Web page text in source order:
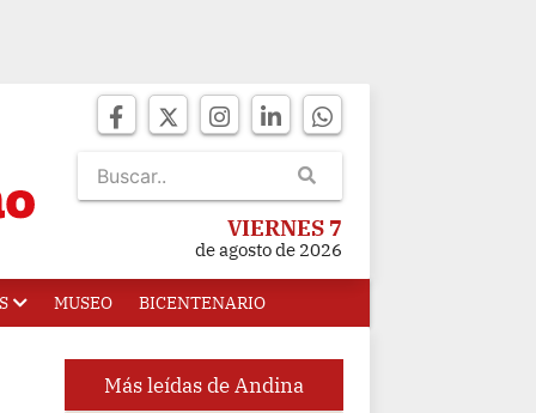
VIERNES 7
de agosto de 2026
MUSEO BICENTENARIO
Más leídas de Andina